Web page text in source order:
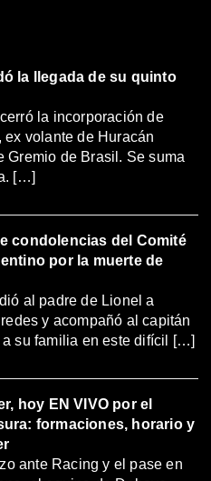
la llegada de su quinto
la incorporación de
ex volante de Huracán
Gremio de Brasil. Se suma
[…]
condolencias del Comité
por la muerte de
al padre de Lionel a
y acompañó al capitán
su familia en este difícil […]
hoy EN VIVO por el
formaciones, horario y
ante Racing y el pase en